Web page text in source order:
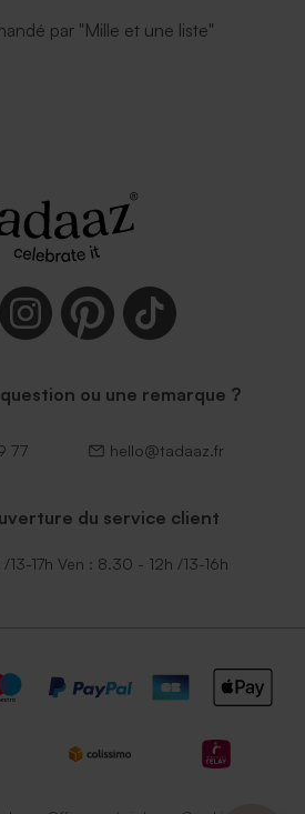
par "Mille et une liste"
ou une remarque ?
77 hello@tadaaz.fr
du service client
17h Ven : 8.30 - 12h /13-16h